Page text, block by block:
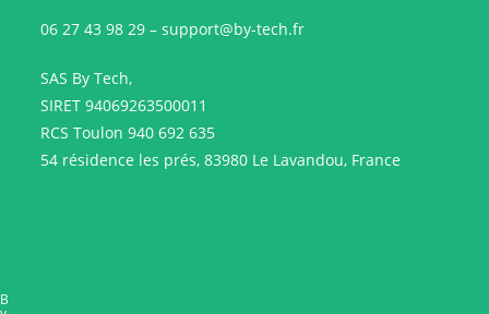
06 27 43 98 29 – support@by-tech.fr
SAS By Tech,
SIRET 94069263500011
RCS Toulon 940 692 635
54 résidence les prés, 83980 Le Lavandou, France
B